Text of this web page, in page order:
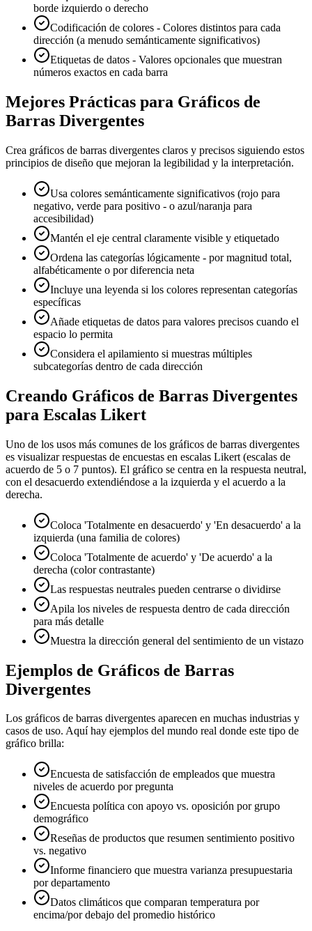
borde izquierdo o derecho
Codificación de colores - Colores distintos para cada
dirección (a menudo semánticamente significativos)
Etiquetas de datos - Valores opcionales que muestran
números exactos en cada barra
Mejores Prácticas para Gráficos de
Barras Divergentes
Crea gráficos de barras divergentes claros y precisos siguiendo estos
principios de diseño que mejoran la legibilidad y la interpretación.
Usa colores semánticamente significativos (rojo para
negativo, verde para positivo - o azul/naranja para
accesibilidad)
Mantén el eje central claramente visible y etiquetado
Ordena las categorías lógicamente - por magnitud total,
alfabéticamente o por diferencia neta
Incluye una leyenda si los colores representan categorías
específicas
Añade etiquetas de datos para valores precisos cuando el
espacio lo permita
Considera el apilamiento si muestras múltiples
subcategorías dentro de cada dirección
Creando Gráficos de Barras Divergentes
para Escalas Likert
Uno de los usos más comunes de los gráficos de barras divergentes
es visualizar respuestas de encuestas en escalas Likert (escalas de
acuerdo de 5 o 7 puntos). El gráfico se centra en la respuesta neutral,
con el desacuerdo extendiéndose a la izquierda y el acuerdo a la
derecha.
Coloca 'Totalmente en desacuerdo' y 'En desacuerdo' a la
izquierda (una familia de colores)
Coloca 'Totalmente de acuerdo' y 'De acuerdo' a la
derecha (color contrastante)
Las respuestas neutrales pueden centrarse o dividirse
Apila los niveles de respuesta dentro de cada dirección
para más detalle
Muestra la dirección general del sentimiento de un vistazo
Ejemplos de Gráficos de Barras
Divergentes
Los gráficos de barras divergentes aparecen en muchas industrias y
casos de uso. Aquí hay ejemplos del mundo real donde este tipo de
gráfico brilla:
Encuesta de satisfacción de empleados que muestra
niveles de acuerdo por pregunta
Encuesta política con apoyo vs. oposición por grupo
demográfico
Reseñas de productos que resumen sentimiento positivo
vs. negativo
Informe financiero que muestra varianza presupuestaria
por departamento
Datos climáticos que comparan temperatura por
encima/por debajo del promedio histórico